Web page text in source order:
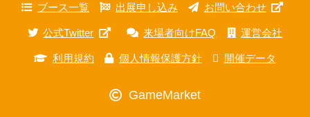
ブース一覧 出展申し込み お問い合わせ
公式Twitter 来場者向けFAQ 運営会社
利用規約 個人情報保護方針 開催データ
GameMarket